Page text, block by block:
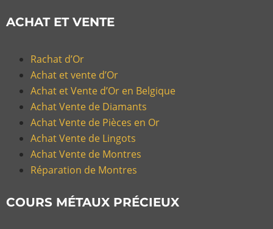
ACHAT ET VENTE
Rachat d’Or
Achat et vente d’Or
Achat et Vente d’Or en Belgique
Achat Vente de Diamants
Achat Vente de Pièces en Or
Achat Vente de Lingots
Achat Vente de Montres
Réparation de Montres
COURS MÉTAUX PRÉCIEUX